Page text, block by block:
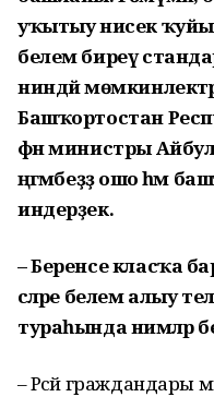
уҡытыу нисек
белем биреү
ниндәй
Башҡортостан
фән министры
әңгәмәбеҙҙә ошо һәм
индерҙек.
– Беренсе класҡа
әсәләре белем алыу
тураһында нимәләр
– Рәсәй граждандары